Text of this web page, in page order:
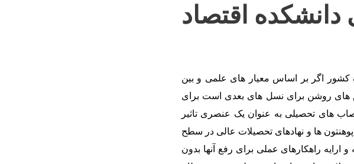
اقتصاد
کشور اگر بر اساس معیار های علمی و بین
های روشن برای نسل های بعدی است برای
های تحصیلی به عنوان یک عنصری تاثیر
ها و نهادهای تحصیلات عالی در سطح
راهکارهای عملی برای رفع آنها بدون